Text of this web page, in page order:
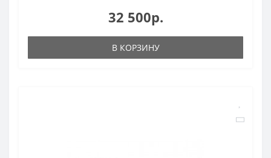
32 500р.
В КОРЗИНУ